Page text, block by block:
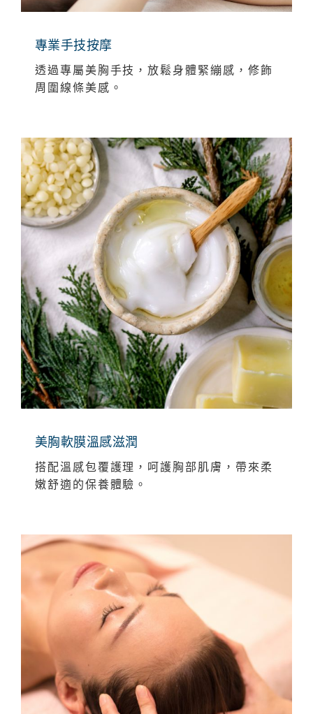
專業手技按摩
透過專屬美胸手技，放鬆身體緊繃感，修飾
周圍線條美感。
美胸軟膜溫感滋潤
搭配溫感包覆護理，呵護胸部肌膚，帶來柔
嫩舒適的保養體驗。